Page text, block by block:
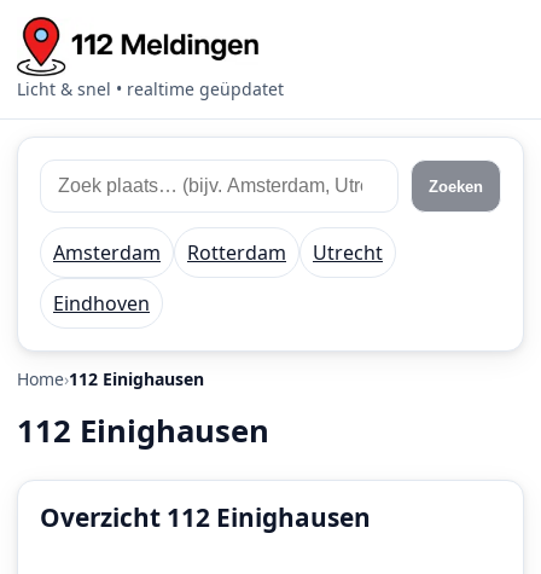
Licht & snel • realtime geüpdatet
Zoek
112
meldingen
Zoek
plaats
of
regio
Zoeken
Amsterdam Rotterdam
Utrecht
Eindhoven
Home 112 Einighausen
112 Einighausen
Overzicht 112 Einighausen